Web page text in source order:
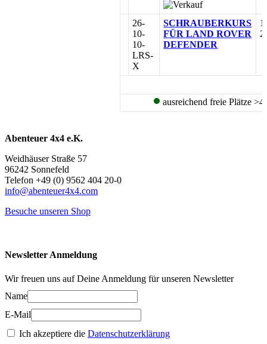
26-
10-
10-
LRS-
X
SCHRAUBERKURS
FÜR LAND ROVER
DEFENDER
ausreichend freie Plätze >4
Abenteuer 4x4 e.K.
Weidhäuser Straße 57
96242 Sonnefeld
Telefon +49 (0) 9562 404 20-0
info@abenteuer4x4.com
Besuche unseren Shop
Newsletter Anmeldung
Wir freuen uns auf Deine Anmeldung für unseren Newsletter
Name
E-Mail
Ich akzeptiere die Datenschutzerklärung